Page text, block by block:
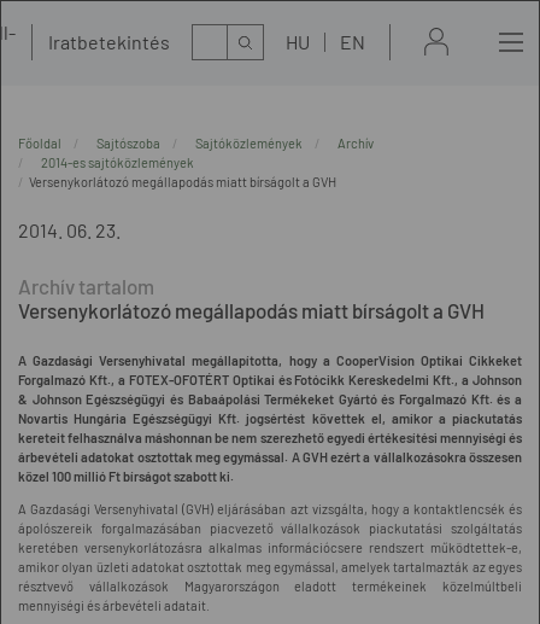
Iratbetekintés Kereső HU EN
Főoldal Sajtószoba Sajtóközlemények
Archív
2014-es sajtóközlemények
Versenykorlátozó megállapodás miatt bírságolt a GVH
2014. 06. 23.
Versenykorlátozó megállapodás miatt bírságolt a GVH
A Gazdasági Versenyhivatal megállapította, hogy a CooperVision Optikai Cikkeket
Forgalmazó Kft., a FOTEX-OFOTÉRT Optikai és Fotócikk Kereskedelmi Kft., a Johnson
& Johnson Egészségügyi és Babaápolási Termékeket Gyártó és Forgalmazó Kft. és a
Novartis Hungária Egészségügyi Kft. jogsértést követtek el, amikor a piackutatás
kereteit felhasználva máshonnan be nem szerezhető egyedi értékesítési mennyiségi és
árbevételi adatokat osztottak meg egymással. A GVH ezért a vállalkozásokra összesen
közel 100 millió Ft bírságot szabott ki.
A Gazdasági Versenyhivatal (GVH) eljárásában azt vizsgálta, hogy a kontaktlencsék és
ápolószereik forgalmazásában piacvezető vállalkozások piackutatási szolgáltatás
keretében versenykorlátozásra alkalmas információcsere rendszert működtettek-e,
amikor olyan üzleti adatokat osztottak meg egymással, amelyek tartalmazták az egyes
résztvevő vállalkozások Magyarországon eladott termékeinek közelmúltbeli
mennyiségi és árbevételi adatait.